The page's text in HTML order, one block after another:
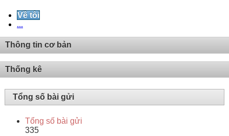
Về tôi
...
Thông tin cơ bản
Thống kê
Tổng số bài gửi
Tổng số bài gửi
335